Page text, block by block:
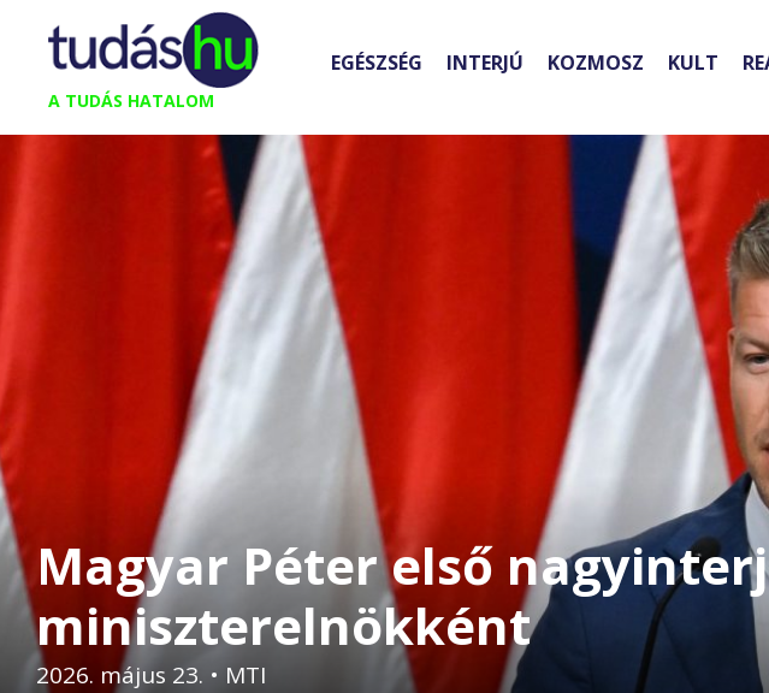
Kilépés
tartalomba
A TUDÁS HATALOM
EGÉSZSÉG INTERJÚ KOZMOSZ KULT
Magyar Péter első
miniszterelnökként
2026. május 23. • MTI